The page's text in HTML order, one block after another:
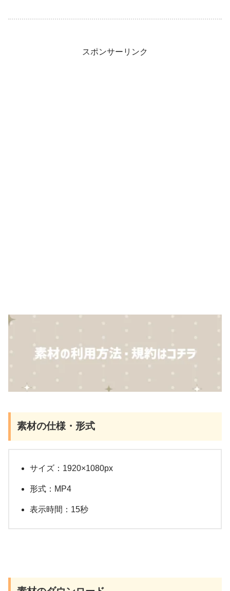
スポンサーリンク
素材の仕様・形式
サイズ：1920×1080px
形式：MP4
表示時間：15秒